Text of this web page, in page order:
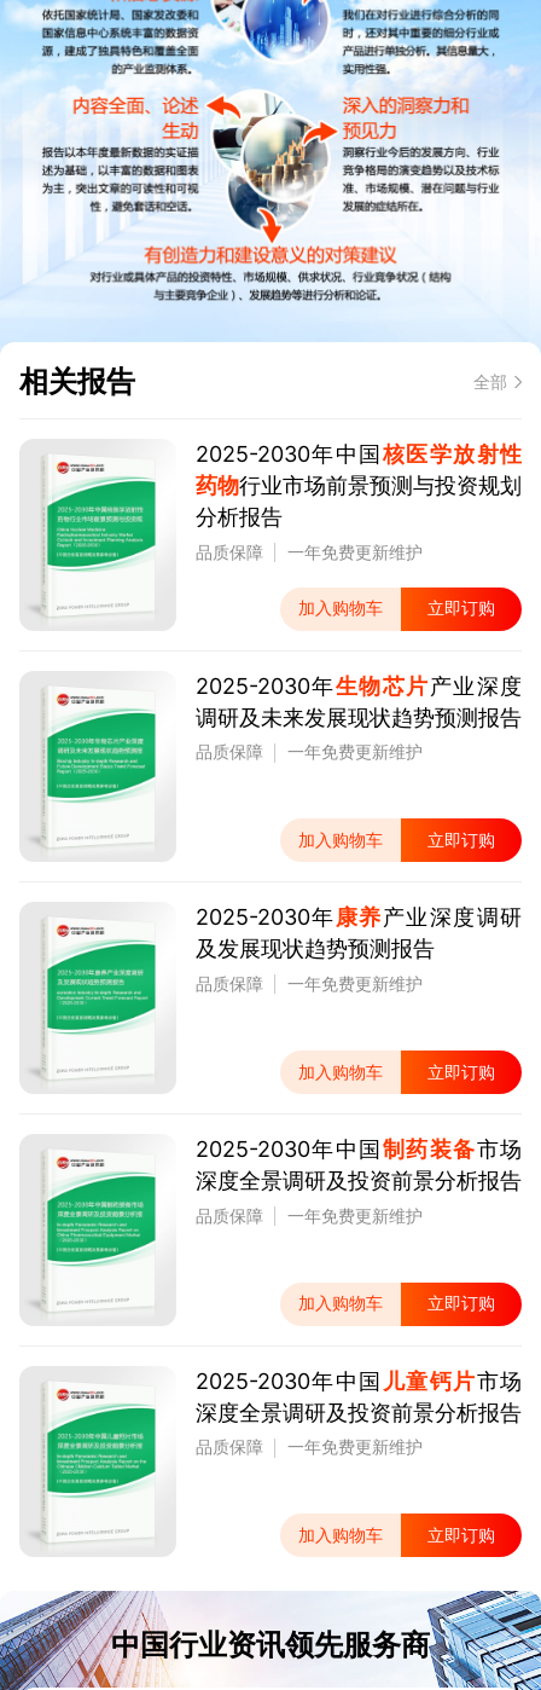
相关报告 全部
2025-2030年中国核医学放射性
药物行业市场前景预测与投资规划
分析报告
品质保障 一年免费更新维护
加入购物车 立即订购
2025-2030年生物芯片产业深度
调研及未来发展现状趋势预测报告
品质保障 一年免费更新维护
加入购物车 立即订购
2025-2030年康养产业深度调研
及发展现状趋势预测报告
品质保障 一年免费更新维护
加入购物车 立即订购
2025-2030年中国 制药装备市场
深度全景调研及投资前景分析报告
品质保障 一年免费更新维护
加入购物车 立即订购
2025-2030年中国 儿童钙片市场
深度全景调研及投资前景分析报告
品质保障 一年免费更新维护
加入购物车 立即订购
中国行业资讯领先服务商